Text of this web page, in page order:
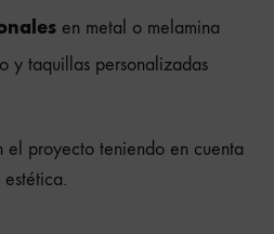
en metal o melamina
y taquillas personalizadas
proyecto teniendo en cuenta